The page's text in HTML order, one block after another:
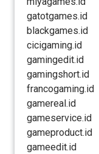
gatotgames.id
blackgames.id
cicigaming.id
gamingedit.id
gamingshort.id
francogaming.id
gamereal.id
gameservice.id
gameproduct.id
gameedit.id